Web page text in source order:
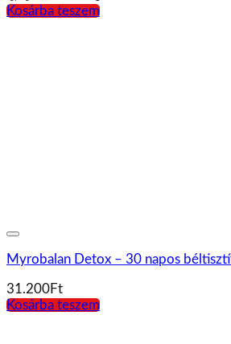
Kosárba teszem
Myrobalan Detox – 30 napos
31.200Ft
Kosárba teszem